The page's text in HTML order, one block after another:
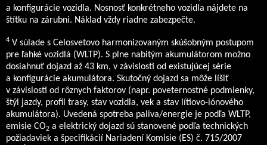
a konfigurácie vozidla. Nosnosť konkrétneho vozidla nájdete na
štítku na zárubni. Náklad vždy riadne zabezpečte.
4 V súlade s Celosvetovo harmonizovaným skúšobným postupom
pre ľahké vozidlá (WLTP). S plne nabitým akumulátorom možno
dosiahnuť dojazd až 43 km, v závislosti od existujúcej série
a konfigurácie akumulátora. Skutočný dojazd sa môže líšiť
v závislosti od rôznych faktorov (napr. poveternostné podmienky,
štýl jazdy, profil trasy, stav vozidla, vek a stav lítiovo-iónového
akumulátora). Uvedená spotreba paliva/energie je podľa WLTP,
emisie CO2 a elektrický dojazd sú stanovené podľa technických
požiadaviek a špecifikácií Nariadení Komisie (ES) č. 715/2007